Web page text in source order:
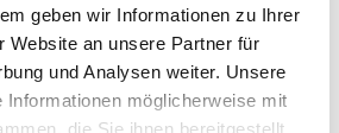
geben wir Informationen zu Ihrer
Website an unsere Partner für
und Analysen weiter. Unsere
Informationen möglicherweise mit
die Sie ihnen bereitgestellt
Fenster mit dem
und erhalten Sie ein